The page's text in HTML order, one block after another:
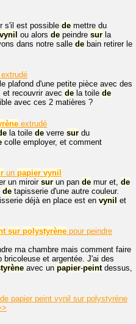
s'il est possible de mettre du
vynil ou alors de peindre sur la
dans notre salle de bain retirer le
extrudé
plafond d'une petite pièce avec des
et recouvrir avec de la toile de
avec ces 2 matières ?
extrudé
la toile de verre sur du
colle employer, et comment
un papier vynil
un miroir sur un pan de mur et, de
de tapisserie d'une autre couleur.
déjà en place est en vynil et
sur polystyrène pour peindre
ma chambre mais comment faire
et argentée. J'ai des
avec un papier-peintdessus,
papier peint vynil sur polystyrène